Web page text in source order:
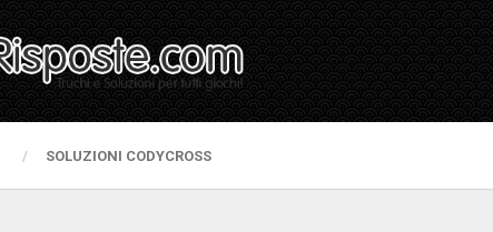
SOLUZIONI CODYCROSS